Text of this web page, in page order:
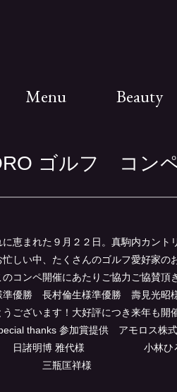
Menu Beauty
ゴルフ コン
に恵まれた９月２２日。真駒内カント
忙しい中、たくさんのゴルフ愛好家
のコンペ開催にあたりご協力ご協賛
準優勝 長村倫生様準優勝 壽見光昭
うございます！大好評につき来年も開
thanks 参加賞提供 アモ
明博 雅代様 小林ひ
三瓶匡祥